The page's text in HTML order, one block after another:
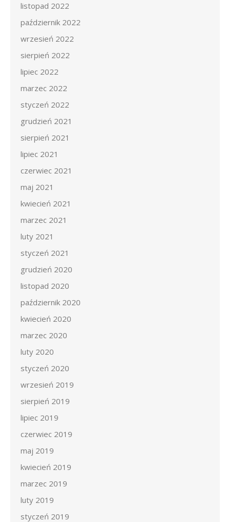
listopad 2022
październik 2022
wrzesień 2022
sierpień 2022
lipiec 2022
marzec 2022
styczeń 2022
grudzień 2021
sierpień 2021
lipiec 2021
czerwiec 2021
maj 2021
kwiecień 2021
marzec 2021
luty 2021
styczeń 2021
grudzień 2020
listopad 2020
październik 2020
kwiecień 2020
marzec 2020
luty 2020
styczeń 2020
wrzesień 2019
sierpień 2019
lipiec 2019
czerwiec 2019
maj 2019
kwiecień 2019
marzec 2019
luty 2019
styczeń 2019